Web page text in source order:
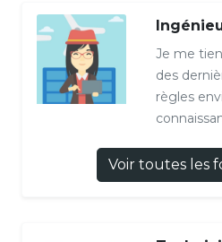
Je me
des
règles
Voir toutes les